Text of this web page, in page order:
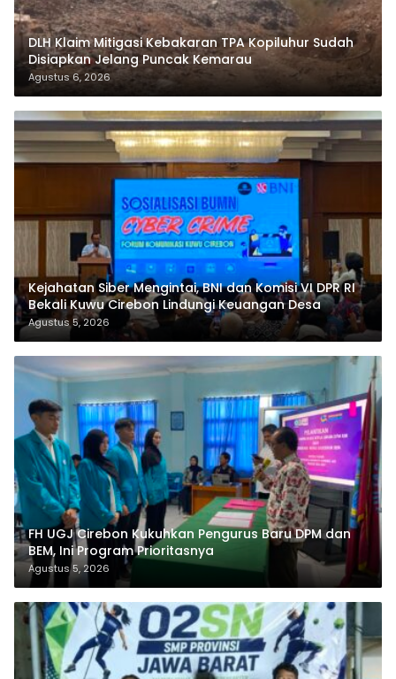
DLH Klaim Mitigasi Kebakaran TPA Kopiluhur Sudah
Disiapkan Jelang Puncak Kemarau
Agustus 6, 2026
Kejahatan Siber Mengintai, BNI dan Komisi VI DPR RI
Bekali Kuwu Cirebon Lindungi Keuangan Desa
Agustus 5, 2026
FH UGJ Cirebon Kukuhkan Pengurus Baru DPM dan
BEM, Ini Program Prioritasnya
Agustus 5, 2026